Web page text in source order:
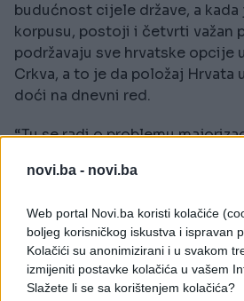
novi.ba - novi.ba
Web portal Novi.ba koristi kolačiće
boljeg korisničkog iskustva i ispravan
Kolačići su anonimizirani i u svakom
izmijeniti postavke kolačića u vašem
Slažete li se sa korištenjem kolačića?
budućnost cijele države, a
korpusu, postoji i četvrti važan
podržavaju sve hrvatske opcije
Crkva, a to je da položaj Hrvata
doći na dnevni red.
“Tu se radi o problemu
mogu ostvariti ono što je duh i
Washingtonskog sporazuma,
sigurno da će položaj Hrvata u
najviši predmet interesa i
čvrsto vjerujemo i nove
Granić.